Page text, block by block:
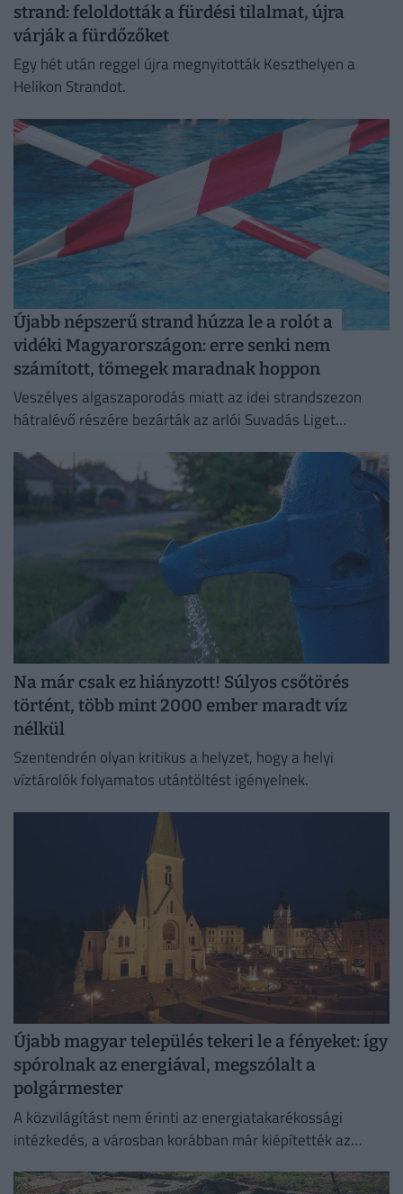
strand: feloldották a fürdési tilalmat, újra
várják a fürdőzőket
Egy hét után reggel újra megnyitották Keszthelyen a
Helikon Strandot.
Újabb népszerű strand húzza le a rolót a
vidéki Magyarországon: erre senki nem
számított, tömegek maradnak hoppon
Veszélyes algaszaporodás miatt az idei strandszezon
hátralévő részére bezárták az arlói Suvadás Liget
Na már csak ez hiányzott! Súlyos csőtörés
történt, több mint 2000 ember maradt víz
nélkül
Szentendrén olyan kritikus a helyzet, hogy a helyi
víztárolók folyamatos utántöltést igényelnek.
Újabb magyar település tekeri le a fényeket: így
spórolnak az energiával, megszólalt a
polgármester
A közvilágítást nem érinti az energiatakarékossági
intézkedés, a városban korábban már kiépítették az